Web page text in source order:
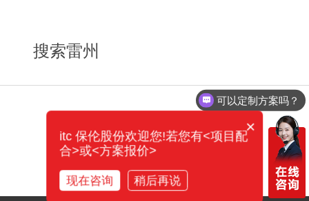
搜索雷州
可以定制方案吗？
×
itc 保伦股份欢迎您!若您有<项目配
合>或<方案报价>
现在咨询 稍后再说